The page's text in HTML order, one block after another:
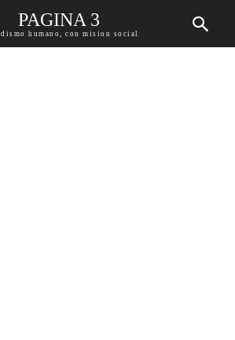
PAGINA 3
humano, con mision social